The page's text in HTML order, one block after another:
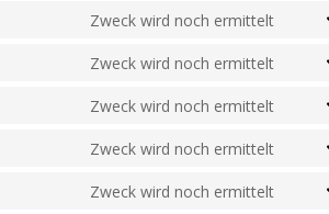
Zweck wird noch ermittelt
Zweck wird noch ermittelt
Zweck wird noch ermittelt
Zweck wird noch ermittelt
Zweck wird noch ermittelt